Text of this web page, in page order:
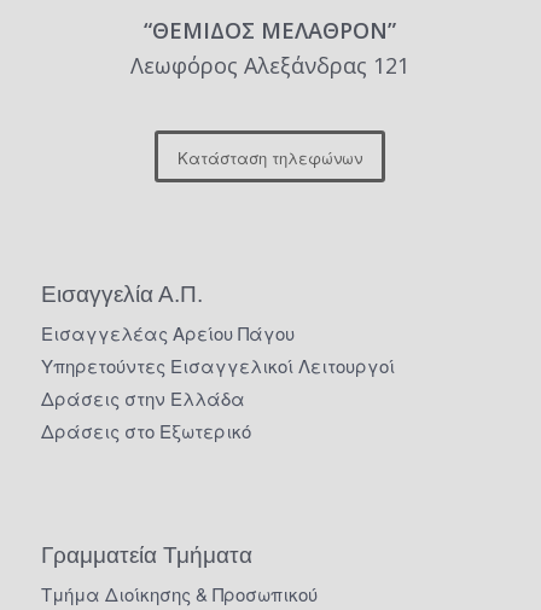
“ΘΕΜΙΔΟΣ ΜΕΛΑΘΡΟΝ”
Λεωφόρος Αλεξάνδρας 121
Κατάσταση τηλεφώνων
Εισαγγελία Α.Π.
Εισαγγελέας Αρείου Πάγου
Υπηρετούντες Εισαγγελικοί Λειτουργοί
Δράσεις στην Ελλάδα
Δράσεις στο Εξωτερικό
Γραμματεία Τμήματα
Τμήμα Διοίκησης & Προσωπικού